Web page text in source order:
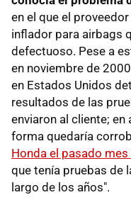
en el que el
inflador para airbags
defectuoso. Pese a
en noviembre de
en Estados Unidos
resultados de las
enviaron al cliente; en
forma quedaría
Honda el pasado
que tenía pruebas de
largo de los años".